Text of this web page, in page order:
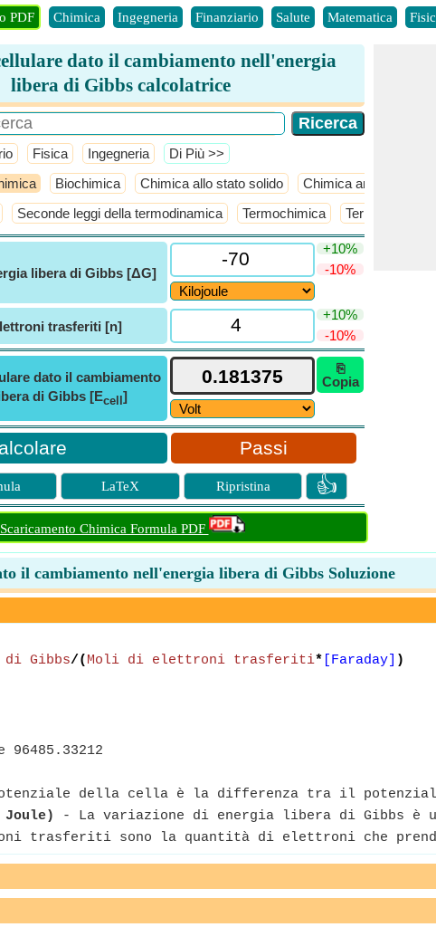
PDF Chimica Ingegneria Finanziario Salute Matematica
dato il cambiamento nell'energia
libera di Gibbs calcolatrice
Fisica Ingegneria ​Di Più >>
Biochimica Chimica allo stato solido Chimica analitica
Seconde leggi della termodinamica Termochimica
libera di Gibbs [ΔG]
+10%
-10%
trasferiti [n]
+10%
-10%
dato il cambiamento
di Gibbs [Ecell ]
⎘
Copia
Passi
LaTeX Ripristina 👍
Scaricamento Chimica Formula PDF
il cambiamento nell'energia libera di Gibbs Soluzione
Gibbs/( Moli di elettroni trasferiti* [Faraday]
)
della cella è la differenza tra il
- La variazione di energia libera di Gibbs è
trasferiti sono la quantità di elettroni che